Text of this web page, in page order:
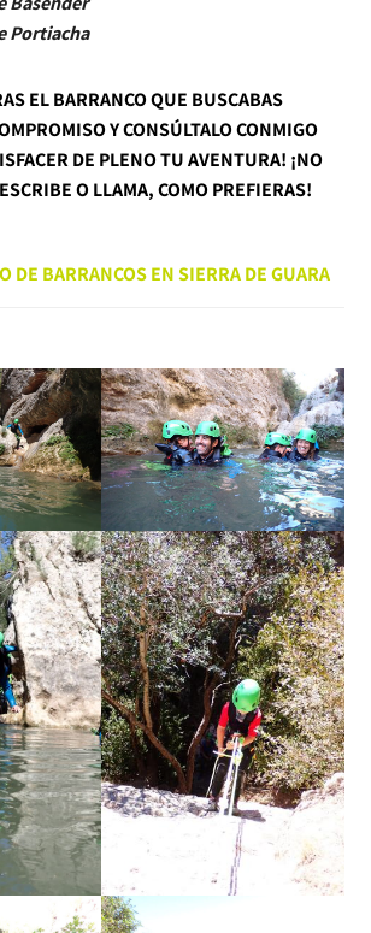
Portiacha
EL BARRANCO QUE BUSCABAS
Y CONSÚLTALO CONMIGO
DE PLENO TU AVENTURA! ¡NO
O LLAMA, COMO PREFIERAS!
DE BARRANCOS EN SIERRA DE GUARA